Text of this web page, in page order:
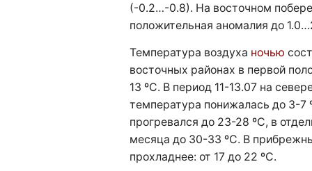
(-0.2…-0.8). На восточном
положительная аномалия до
Температура воздуха ночью
восточных районах в первой
13 ºC. В период 11-13.07 на
температура понижалась до 3-7
прогревался до 23-28 ºC, в
месяца до 30-33 ºC. В
прохладнее: от 17 до 22 ºC.